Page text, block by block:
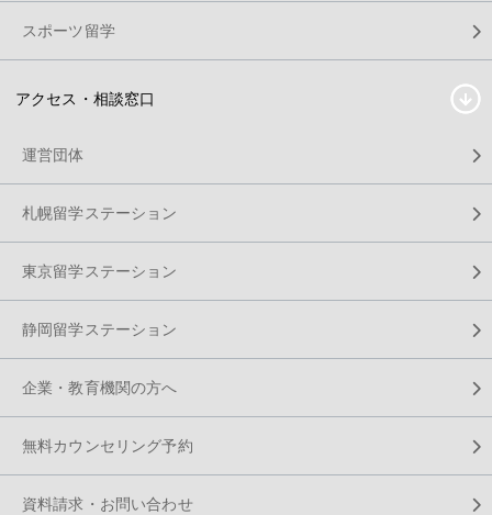
スポーツ留学
アクセス・相談窓口
運営団体
札幌留学ステーション
東京留学ステーション
静岡留学ステーション
企業・教育機関の方へ
無料カウンセリング予約
資料請求・お問い合わせ